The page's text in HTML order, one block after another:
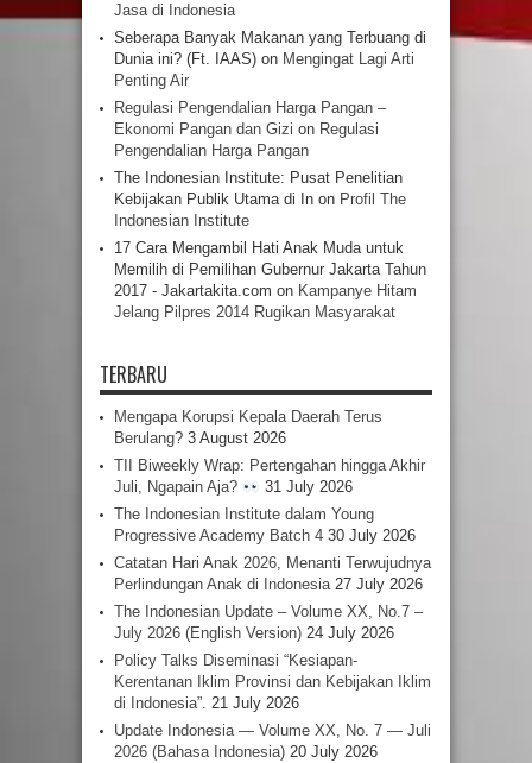
Jasa di Indonesia
Seberapa Banyak Makanan yang Terbuang di
Dunia ini? (Ft. IAAS) on Mengingat Lagi Arti
Penting Air
Regulasi Pengendalian Harga Pangan –
Ekonomi Pangan dan Gizi on Regulasi
Pengendalian Harga Pangan
The Indonesian Institute: Pusat Penelitian
Kebijakan Publik Utama di In on Profil The
Indonesian Institute
17 Cara Mengambil Hati Anak Muda untuk
Memilih di Pemilihan Gubernur Jakarta Tahun
2017 - Jakartakita.com on Kampanye Hitam
Jelang Pilpres 2014 Rugikan Masyarakat
TERBARU
Mengapa Korupsi Kepala Daerah Terus
Berulang? 3 August 2026
TII Biweekly Wrap: Pertengahan hingga Akhir
Juli, Ngapain Aja?
31 July 2026
The Indonesian Institute dalam Young
Progressive Academy Batch 4 30 July 2026
Catatan Hari Anak 2026, Menanti Terwujudnya
Perlindungan Anak di Indonesia 27 July 2026
The Indonesian Update – Volume XX, No.7 –
July 2026 (English Version) 24 July 2026
Policy Talks Diseminasi “Kesiapan-
Kerentanan Iklim Provinsi dan Kebijakan Iklim
di Indonesia”. 21 July 2026
Update Indonesia — Volume XX, No. 7 — Juli
2026 (Bahasa Indonesia) 20 July 2026